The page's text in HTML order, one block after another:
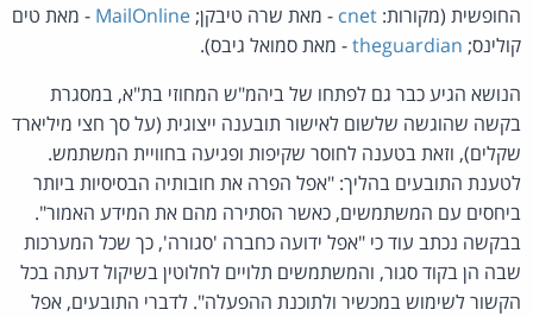
החופשית (מקורות: cnet - מאת שרה טיבקן; MailOnline - מאת טים
קולינס; theguardian- מאת סמואל גיבס).
הנושא הגיע כבר גם לפתחו של ביהמ"ש המחוזי בת"א, במסגרת
בקשה שהוגשה שלשום לאישור תובענה ייצוגית (על סך חצי מיליארד
שקלים), וזאת בטענה לחוסר שקיפות ופגיעה בחוויית המשתמש.
לטענת התובעים בהליך: "אפל הפרה את חובותיה הבסיסיות ביותר
ביחסים עם המשתמשים, כאשר הסתירה מהם את המידע האמור".
בבקשה נכתב עוד כי "אפל ידועה כחברה 'סגורה', כך שכל המערכות
שבה הן בקוד סגור, והמשתמשים תלויים לחלוטין בשיקול דעתה בכל
הקשור לשימוש במכשיר ולתוכנת ההפעלה". לדברי התובעים, אפל